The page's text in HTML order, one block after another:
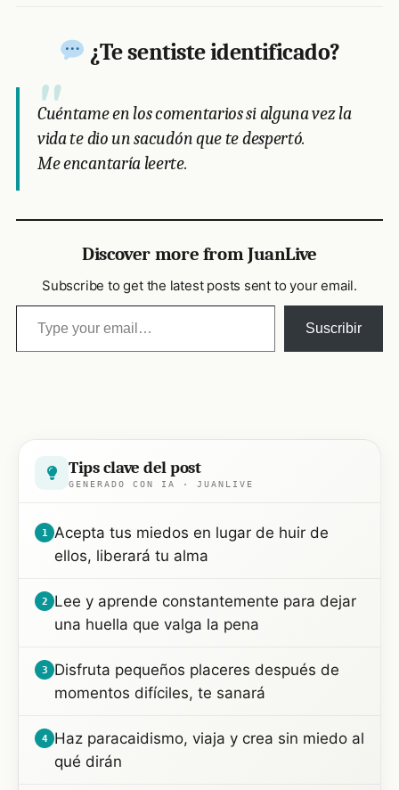
¿Te sentiste identificado?
Cuéntame en los comentarios si alguna vez la
vida te dio un sacudón que te despertó.
Me encantaría leerte.
Discover more from JuanLive
Subscribe to get the latest posts sent to your email.
Type your email…
Suscribir
Tips clave del post
GENERADO CON IA · JUANLIVE
1
Acepta tus miedos en lugar de huir de
ellos, liberará tu alma
2
Lee y aprende constantemente para dejar
una huella que valga la pena
3
Disfruta pequeños placeres después de
momentos difíciles, te sanará
4
Haz paracaidismo, viaja y crea sin miedo al
qué dirán